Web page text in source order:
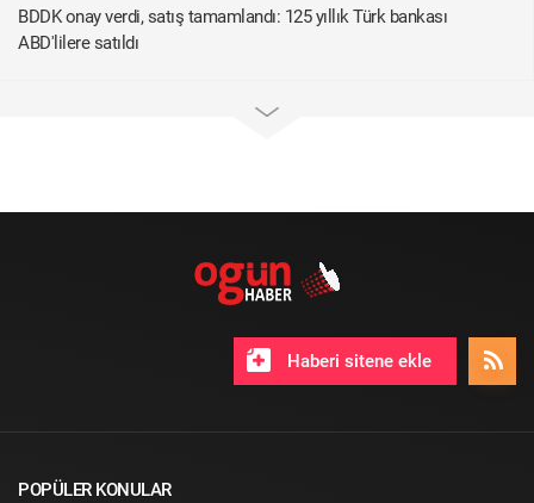
BDDK onay verdi, satış tamamlandı: 125 yıllık Türk bankası
ABD'lilere satıldı
Haberi sitene ekle
POPÜLER KONULAR